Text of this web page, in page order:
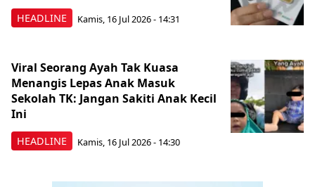
HEADLINE Kamis, 16 Jul 2026 - 14:31
HEADLINE
Viral Seorang Ayah Tak Kuasa
Menangis Lepas Anak Masuk
Sekolah TK: Jangan Sakiti Anak Kecil
Ini
Kamis, 16 Jul 2026 - 14:30